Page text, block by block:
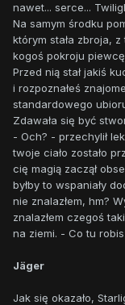
nawet... serce...
Na samym środku
którym stała zbroja,
kogoś pokroju
Przed nią stał jakiś
i rozpoznałeś
standardowego
Zdawała się być
- Och? - przechylił
twoje ciało zostało
cię magią zaczął
byłby to wspaniały
nie znalazłem, hm?
znalazłem czegoś
na ziemi. - Co tu
Jäger
Jak się okazało,